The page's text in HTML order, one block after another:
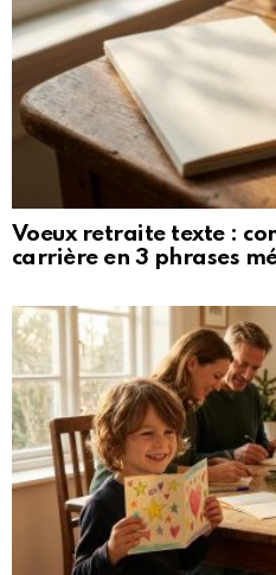
Voeux retraite texte :
carrière en 3 phrases